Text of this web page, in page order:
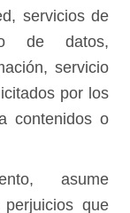
servicios de
de datos,
servicio
por los
contenidos o
asume
que